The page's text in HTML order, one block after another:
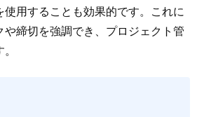
用することも効果的です。これに
や締切を強調でき、プロジェクト管